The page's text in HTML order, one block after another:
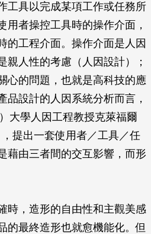
工具以完成某項工作或任務所
用者操控工具時的操作介面，
的工程介面。操作介面是人因
親人性的考慮（人因設計）；
心的問題，也就是高科技的應
品設計的人因系統分析而言，
大學人因工程教授克萊福爾
提出一套使用者／工具／任
藉由三者間的交互影響，而形
時，造形的自由性和主觀美感
的最終造形也就愈機能化。但